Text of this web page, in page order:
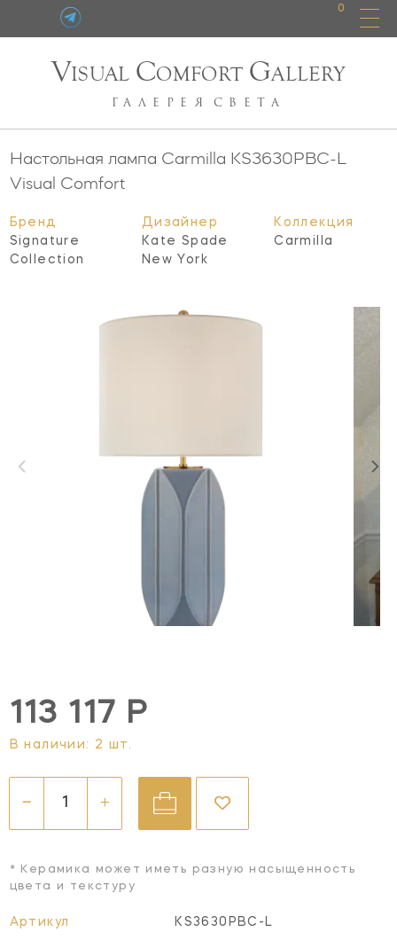
0
VISUAL COMFORT GALLERY
ГАЛЕРЕЯ СВЕТА
Настольная лампа Carmilla KS3630PBC-L
Visual Comfort
Бренд
Signature
Collection
Дизайнер
Kate Spade
New York
Коллекция
Carmilla
113 117 Р
В наличии: 2 шт.
* Керамика может иметь разную насыщенность
цвета и текстуру
Артикул KS3630PBC-L